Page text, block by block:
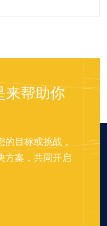
来帮助你
目标或挑战，
方案，共同开启